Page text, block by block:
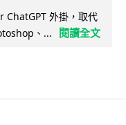
ChatGPT 外掛，取代
、...
閱讀全文